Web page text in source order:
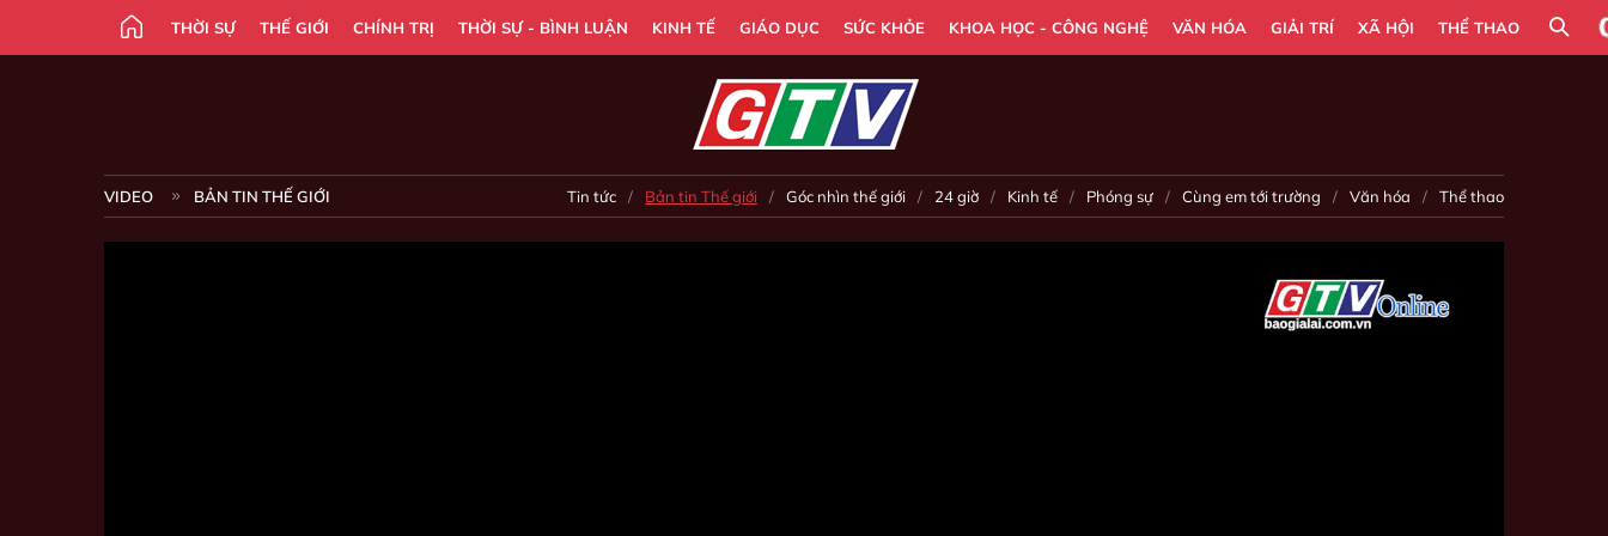
THỜI SỰ THẾ GIỚI CHÍNH TRỊ THỜI SỰ - BÌNH LUẬN KINH TẾ GIÁO DỤC SỨC KHỎE KHOA HỌC - CÔNG NGHỆ VĂN HÓA GIẢI TRÍ XÃ HỘI THỂ THAO
VIDEO BẢN TIN THẾ GIỚI Tin tức Bản tin Thế giới Góc nhìn thế giới 24 giờ Kinh tế Phóng sự Cùng em tới trường Văn hóa Thể thao